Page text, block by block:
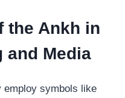
the Ankh in
and Media
employ symbols like